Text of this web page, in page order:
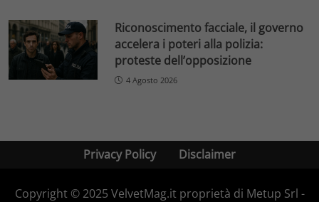
Riconoscimento facciale, il governo
accelera i poteri alla polizia:
proteste dell’opposizione
4 Agosto 2026
Privacy Policy Disclaimer
Copyright © 2025 VelvetMag.it proprietà di Metup Srl -